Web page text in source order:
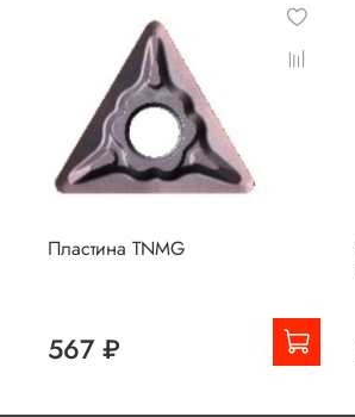
Пластина TNMG
567 ₽